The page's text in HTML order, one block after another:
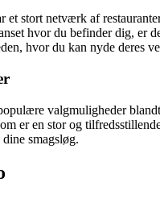
et stort netværk af
hvor du befinder dig, er
hvor du kan nyde deres
valgmuligheder
er en stor og
smagsløg.